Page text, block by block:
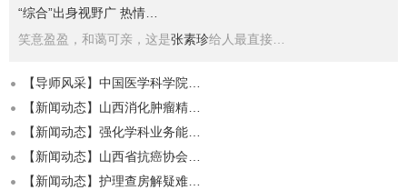
“综合”出身视野广 热情…
笑意盈盈，和蔼可亲，这是张素珍给人最直接…
【导师风采】中国医学科学院…
【新闻动态】山西消化肿瘤精…
【新闻动态】强化学科业务能…
【新闻动态】山西省抗癌协会…
【新闻动态】护理查房解疑难…